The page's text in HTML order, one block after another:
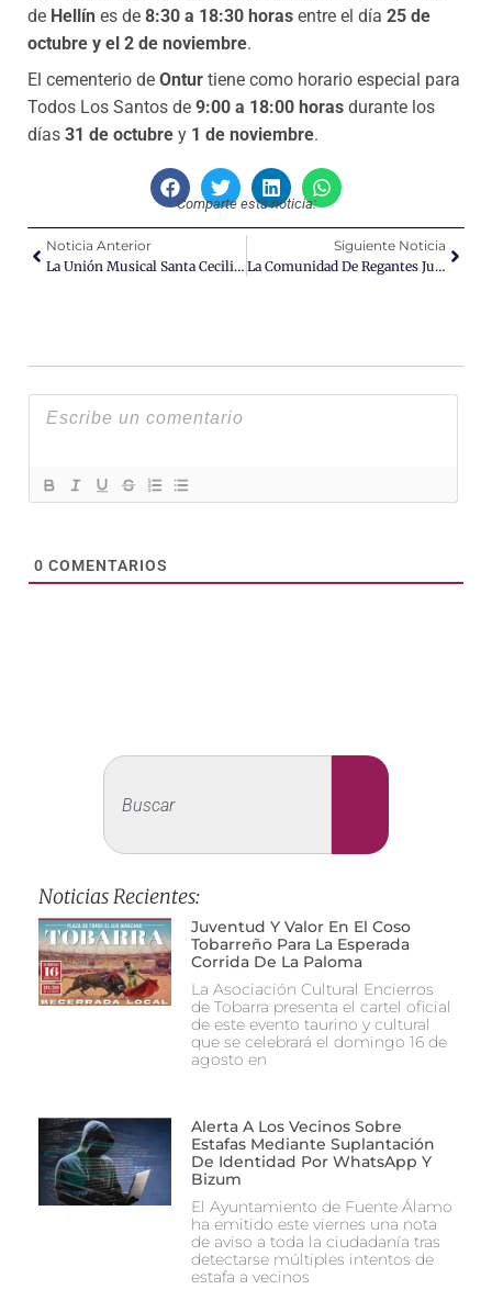
de Hellín es de 8:30 a 18:30 horas entre el día 25 de
octubre y el 2 de noviembre.
El cementerio de Ontur tiene como horario especial para
Todos Los Santos de 9:00 a 18:00 horas durante los
días 31 de octubre y 1 de noviembre.
Comparte esta noticia:
Noticia Anterior
La Unión Musical Santa Cecilia ‘entre Pasodobles Y Marchas’
Siguiente Noticia
La Comunidad De Regantes Juan Martínez Parras Sufre Una Restricción De Más Del 50%
0 COMENTARIOS
Noticias Recientes:
Juventud Y Valor En El Coso
Tobarreño Para La Esperada
Corrida De La Paloma
La Asociación Cultural Encierros
de Tobarra presenta el cartel oficial
de este evento taurino y cultural
que se celebrará el domingo 16 de
agosto en
Alerta A Los Vecinos Sobre
Estafas Mediante Suplantación
De Identidad Por WhatsApp Y
Bizum
El Ayuntamiento de Fuente Álamo
ha emitido este viernes una nota
de aviso a toda la ciudadanía tras
detectarse múltiples intentos de
estafa a vecinos